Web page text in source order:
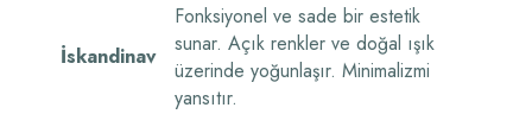
İskandinav
Fonksiyonel ve sade bir estetik
sunar. Açık renkler ve doğal ışık
üzerinde yoğunlaşır. Minimalizmi
yansıtır.